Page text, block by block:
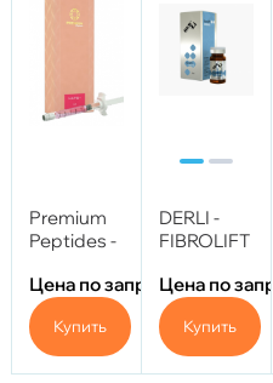
Premium
Peptides -
флакон 3
мл
Цена по запросу
Купить
DERLI -
FIBROLIFT
Жидкие
нити 10 мл
Цена по
Купить